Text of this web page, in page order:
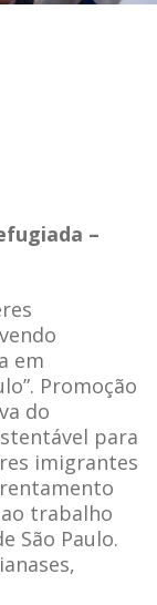
–
em
Promoção
do
para
imigrantes
trabalho
São Paulo.